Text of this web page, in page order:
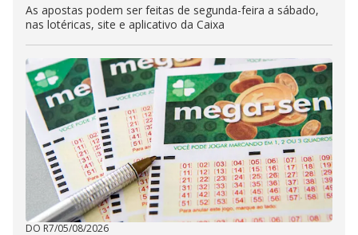
As apostas podem ser feitas de segunda-feira a sábado,
nas lotéricas, site e aplicativo da Caixa
DO R7/05/08/2026